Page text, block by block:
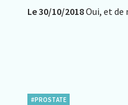
Le 30/10/2018Oui, et de
#PROSTATE